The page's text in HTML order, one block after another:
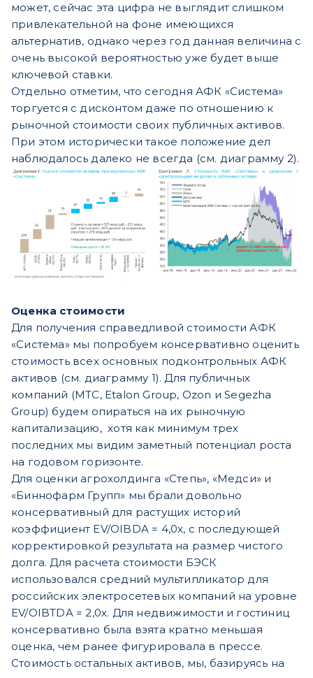
может, сейчас эта цифра не выглядит слишком
привлекательной на фоне имеющихся
альтернатив, однако через год данная величина с
очень высокой вероятностью уже будет выше
ключевой ставки.
Отдельно отметим, что сегодня АФК «Система»
торгуется с дисконтом даже по отношению к
рыночной стоимости своих публичных активов.
При этом исторически такое положение дел
наблюдалось далеко не всегда (см. диаграмму 2).
Оценка стоимости
Для получения справедливой стоимости АФК
«Система» мы попробуем консервативно оценить
стоимость всех основных подконтрольных АФК
активов (см. диаграмму 1). Для публичных
компаний (МТС, Etalon Group, Ozon и Segezha
Group) будем опираться на их рыночную
капитализацию, хотя как минимум трех
последних мы видим заметный потенциал роста
на годовом горизонте.
Для оценки агрохолдинга «Степь», «Медси» и
«Биннофарм Групп» мы брали довольно
консервативный для растущих историй
коэффициент EV/OIBDA = 4,0х, с последующей
корректировкой результата на размер чистого
долга. Для расчета стоимости БЭСК
использовался средний мультипликатор для
российских электросетевых компаний на уровне
EV/OIBTDA = 2,0х. Для недвижимости и гостиниц
консервативно была взята кратно меньшая
оценка, чем ранее фигурировала в прессе.
Стоимость остальных активов, мы, базируясь на